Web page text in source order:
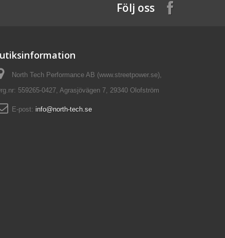
Följ oss
North Tech Performance AB (www.streetpower.se),
559265-0427, Agrasjövägen 7, 29340 Olofström
E-post: info@north-tech.se